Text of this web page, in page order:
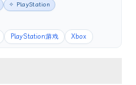
✧ PlayStation
PlayStation游戏 Xbox